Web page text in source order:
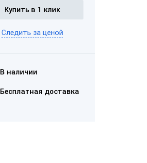
ШТРИХ-midiCD
Купить в 1 клик
Следить за ценой
В наличии
Бесплатная доставка